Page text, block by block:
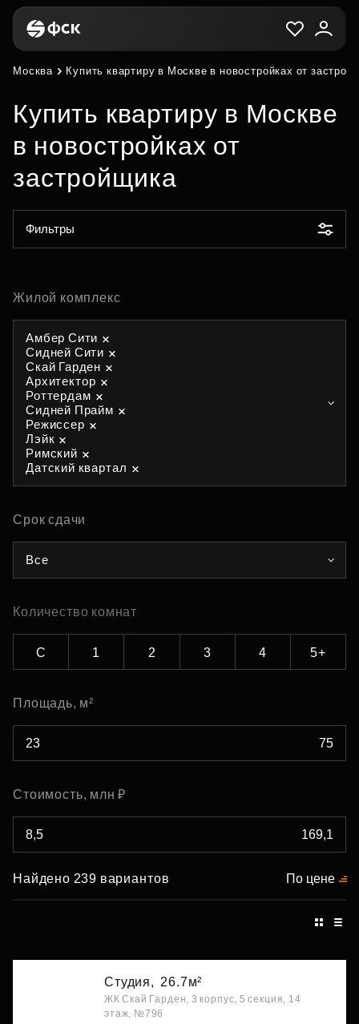
Москва Купить квартиру в Москве в новостройках от
Купить квартиру в Москве
в новостройках от
застройщика
Фильтры
Жилой комплекс
Амбер Сити
Сидней Сити
Скай Гарден
Архитектор
Роттердам
Сидней Прайм
Режиссер
Лэйк
Римский
Датский квартал
Срок сдачи
Все
Количество комнат
С 1 2 3 4 5+
Площадь, м²
Стоимость, млн ₽
Найдено 239 вариантов По цене
Студия, 26.7м²
ЖК Скай Гарден, 3 корпус, 5 секция, 14
этаж, №796